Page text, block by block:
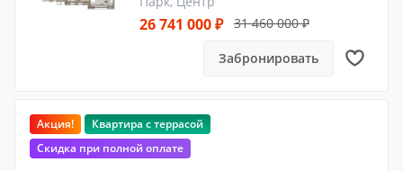
26 741 000 ₽ 31 460 000 ₽
Забронировать
Акция!
Квартира с террасой
Скидка при полной оплате